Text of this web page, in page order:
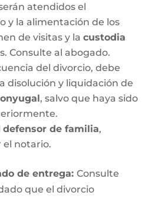
atendidos el
y la alimentación de los
de visitas y la custodia
Consulte al abogado.
del divorcio, debe
disolución y liquidación de
, salvo que haya sido
defensor de familia,
el notario.
de entrega: Consulte
que el divorcio